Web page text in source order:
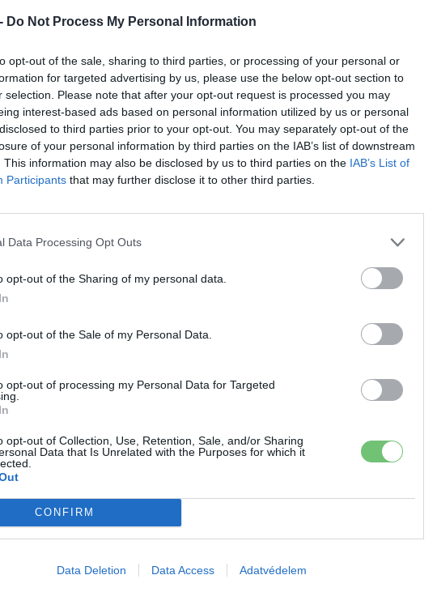
Do Not Process My Personal Information
opt-out of the sale, sharing to third parties, or processing of your personal or
for targeted advertising by us, please use the below opt-out section to
selection. Please note that after your opt-out request is processed you may
interest-based ads based on personal information utilized by us or personal
to third parties prior to your opt-out. You may separately opt-out of the
of your personal information by third parties on the IAB’s list of downstream
This information may also be disclosed by us to third parties on the IAB’s List of
Participants that may further disclose it to other third parties.
Data Processing Opt Outs
opt-out of the Sharing of my personal data.
opt-out of the Sale of my Personal Data.
opt-out of processing my Personal Data for Targeted
opt-out of Collection, Use, Retention, Sale, and/or Sharing
Data that Is Unrelated with the Purposes for which it
CONFIRM
Data Deletion Data Access Adatvédelem
lépést megtenni és mikor fog árat csökkenteni a
t a Google hírfolyamodhoz!
további tartalmakért! ›
váltáson töprengsz? Érdekelnek a legfrissebb hírek az e-
a legújabb fejlesztések az elektromosság és a
jó helyen jársz!
Keresés
Keresés
autómárka
szerint